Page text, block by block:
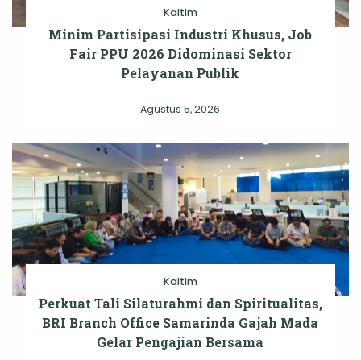
Kaltim
Minim Partisipasi Industri Khusus, Job
Fair PPU 2026 Didominasi Sektor
Pelayanan Publik
Agustus 5, 2026
Kaltim
Perkuat Tali Silaturahmi dan Spiritualitas,
BRI Branch Office Samarinda Gajah Mada
Gelar Pengajian Bersama